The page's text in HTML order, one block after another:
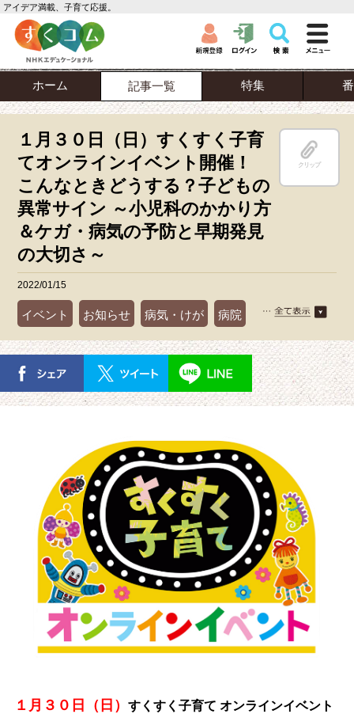
アイデア満載、子育て応援。
ホーム 記事一覧 特集
１月３０日（日）すくすく子育
てオンラインイベント開催！
こんなときどうする？子どもの
異常サイン ～小児科のかかり方
＆ケガ・病気の予防と早期発見
の大切さ～
クリップ
2022/01/15
イベント お知らせ 病気・けが 病院
１月３０日（日） すくすく子育て オンラインイベント